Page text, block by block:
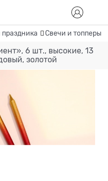
Свечи и топперы
6 шт., высокие, 13
золотой